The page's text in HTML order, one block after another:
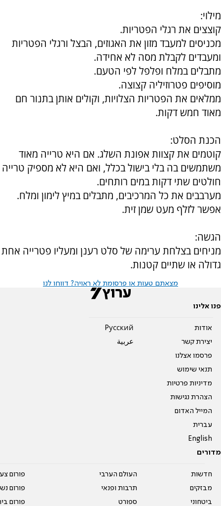
מילוי:
קוצצים את רגלי הפטריות.
מכניסים למעבד מזון את האגוזים, הבצל ורגלי הפטריות
ומעבדים לקבלת מסה לא אחידה.
מתבלים במלח ופלפל לפי הטעם.
מוסיפים פטרוזיליה קצוצה.
ממלאים את הפטריות הצלויות, וקולים אותן בתנור חם
מאוד חמש דקות.
הכנת הסלט:
קוטמים את קצוות אפונת השלג. אם היא טרייה מאוד
משתמשים בה בלי בישול בכלל, ואם היא לא מספיק טרייה
חולטים שתי דקות במים רותחים.
מערבבים את כל המרכיבים, מתבלים במיץ לימון ומלח.
אפשר לזלף מעט שמן זית.
הגשה:
מניחים בצלחת ערימה של סלט רענן ומעליו פטרייה אחת
גדולה או שתיים קטנות.
מצאתם טעות או פרסומת לא ראויה? דווחו לנו
פנו אלינו
אודות
יצירת קשר
פרסמו אצלנו
תנאי שימוש
מדיניות פרטיות
הצהרת נגישות
המייל האדום
עברית
English
Pусский
عربية
מדורים
חדשות
מבזקים
ביטחוני
העולם הערבי
תרבות ופנאי
ספורט
פורום
פורום
פורום